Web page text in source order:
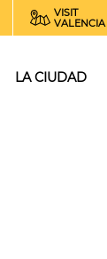
VISIT
VALENCIA
LA CIUDAD